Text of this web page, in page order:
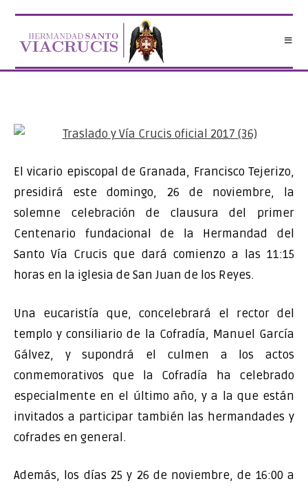
contenido
El vicario episcopal de Granada, Francisco Tejerizo,
presidirá este domingo, 26 de noviembre, la
solemne celebración de clausura del primer
Centenario fundacional de la Hermandad del
Santo Vía Crucis que dará comienzo a las 11:15
horas en la iglesia de San Juan de los Reyes.
Una eucaristía que, concelebrará el rector del
templo y consiliario de la Cofradía, Manuel García
Gálvez, y supondrá el culmen a los actos
conmemorativos que la Cofradía ha celebrado
especialmente en el último año, y a la que están
invitados a participar también las hermandades y
cofrades en general.
Además, los días 25 y 26 de noviembre, de 16:00 a